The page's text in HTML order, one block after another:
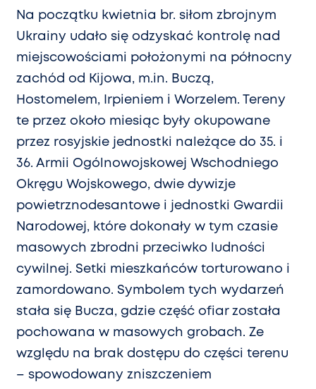
Na początku kwietnia br. siłom zbrojnym
Ukrainy udało się odzyskać kontrolę nad
miejscowościami położonymi na północny
zachód od Kijowa, m.in. Buczą,
Hostomelem, Irpieniem i Worzelem. Tereny
te przez około miesiąc były okupowane
przez rosyjskie jednostki należące do 35. i
36. Armii Ogólnowojskowej Wschodniego
Okręgu Wojskowego, dwie dywizje
powietrznodesantowe i jednostki Gwardii
Narodowej, które dokonały w tym czasie
masowych zbrodni przeciwko ludności
cywilnej. Setki mieszkańców torturowano i
zamordowano. Symbolem tych wydarzeń
stała się Bucza, gdzie część ofiar została
pochowana w masowych grobach. Ze
względu na brak dostępu do części terenu
– spowodowany zniszczeniem